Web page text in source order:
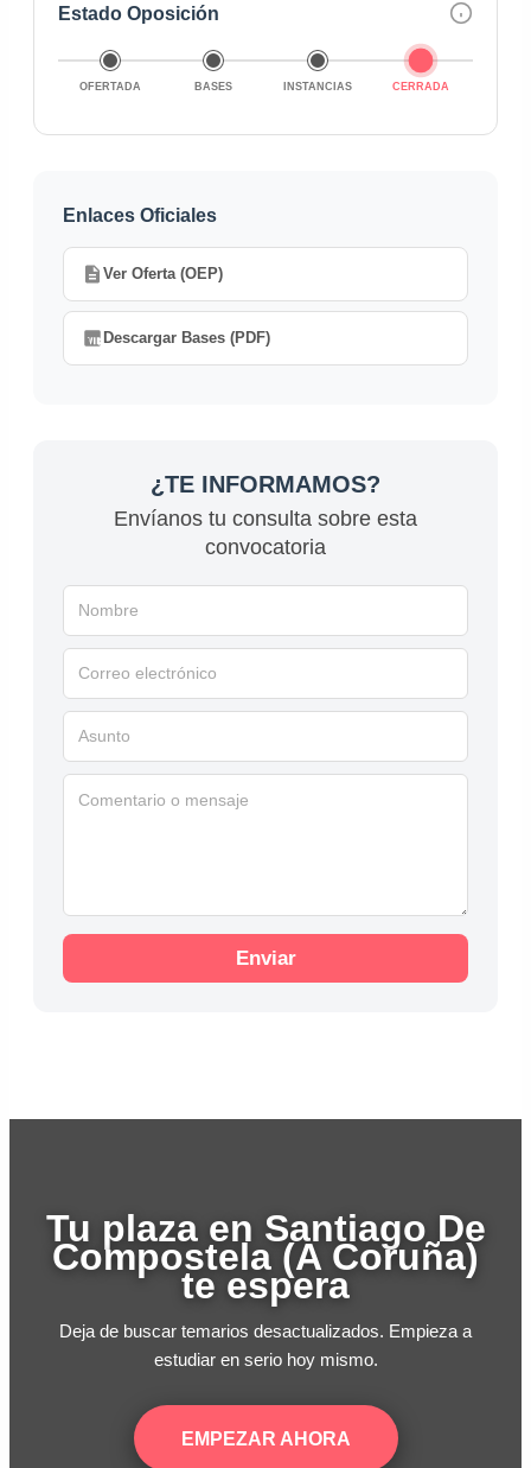
Estado Oposición
OFERTADA BASES INSTANCIAS CERRADA
Enlaces Oficiales
Ver Oferta (OEP)
Descargar Bases (PDF)
¿TE INFORMAMOS?
Envíanos tu consulta sobre esta
convocatoria
Enviar
Tu plaza en Santiago De
Compostela (A Coruña)
te espera
Deja de buscar temarios desactualizados. Empieza a
estudiar en serio hoy mismo.
EMPEZAR AHORA